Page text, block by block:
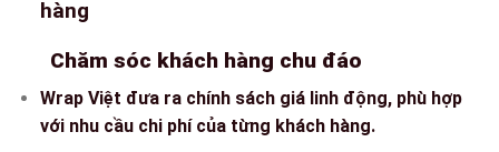
hàng
Chăm sóc khách hàng chu đáo
Wrap Việt đưa ra chính sách giá linh động, phù hợp
với nhu cầu chi phí của từng khách hàng.